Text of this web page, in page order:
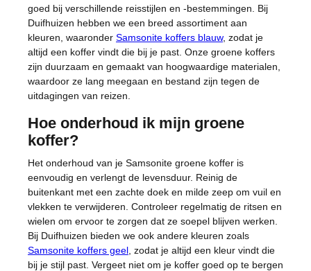
goed bij verschillende reisstijlen en -bestemmingen. Bij
Duifhuizen hebben we een breed assortiment aan
kleuren, waaronder Samsonite koffers blauw, zodat je
altijd een koffer vindt die bij je past. Onze groene koffers
zijn duurzaam en gemaakt van hoogwaardige materialen,
waardoor ze lang meegaan en bestand zijn tegen de
uitdagingen van reizen.
Hoe onderhoud ik mijn groene
koffer?
Het onderhoud van je Samsonite groene koffer is
eenvoudig en verlengt de levensduur. Reinig de
buitenkant met een zachte doek en milde zeep om vuil en
vlekken te verwijderen. Controleer regelmatig de ritsen en
wielen om ervoor te zorgen dat ze soepel blijven werken.
Bij Duifhuizen bieden we ook andere kleuren zoals
Samsonite koffers geel , zodat je altijd een kleur vindt die
bij je stijl past. Vergeet niet om je koffer goed op te bergen